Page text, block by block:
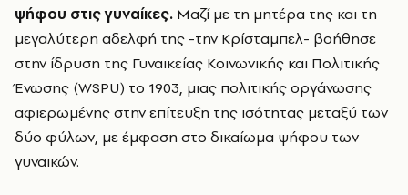
ψήφου στις γυναίκες. Μαζί με τη μητέρα της και τη
μεγαλύτερη αδελφή της -την Κρίσταμπελ- βοήθησε
στην ίδρυση της Γυναικείας Κοινωνικής και Πολιτικής
Ένωσης (WSPU) το 1903, μιας πολιτικής οργάνωσης
αφιερωμένης στην επίτευξη της ισότητας μεταξύ των
δύο φύλων, με έμφαση στο δικαίωμα ψήφου των
γυναικών.